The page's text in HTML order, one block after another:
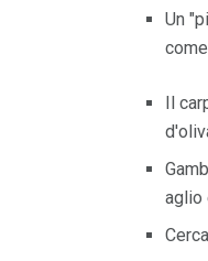
Un
Il
aglio